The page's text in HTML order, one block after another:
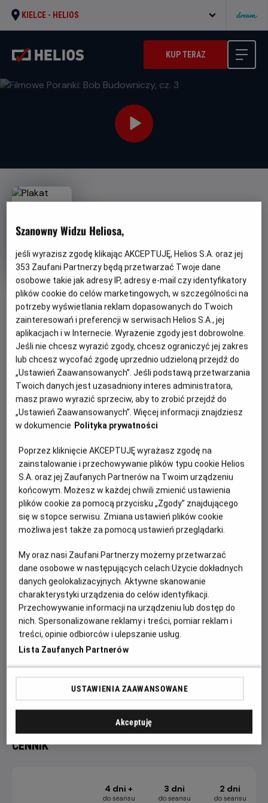
KIELCE - HELIOS
KUP TERAZ
OBSERWUJ
Filmowe Poranki: Bob
Budowniczy, cz. 3
Gatunek
Animowany
Czas
trwania
85 min
OPIS WYDARZENIA
Zapraszamy na kolejną porcję filmowych niespodzianek w
nowej odsłonie -Filmowe Poranki: Bob Budowniczy, cz.
, w niedzielę19 lipca o godzinie 10:30.
Zaprezentujemy zestaw bajek:
Ważne zadanie Filipa
Dom na kółkach
Niespodzianka dla Marty
Lodowate miasteczko
Superkoparka
Czas trwania pokazów: 55 minut
Bob Budowniczy to animowany serial dla dzieci. Jego akcja
toczy się na placu budowy. Główne postacie serialu to Bob
Budowniczy oraz jego przyjaciele: koparka, betoniarka,
buldożer, walec i dźwig. Bohaterowie: ludzie i maszyny –
darzą się wzajemnym szacunkiem udowadniając, że
współpraca i pozytywne podejście pozwalają rozwiązać
każdy problem.
Projekcję Filmowych Poranków poprzedzają konkursy
i zabawy na sali kinowej.
Więcej aktualności, konkursów i relacji fotograficznych
dostępnych jest na profilu FB Helios Dla Dzieci.
CENNIK
4 dni +
do seansu
3 dni
do seansu
2 dni
do seansu
Szanowny Widzu Heliosa,
jeśli wyrazisz zgodę klikając AKCEPTUJĘ, Helios S.A. oraz jej
353 Zaufani Partnerzy będą przetwarzać Twoje dane
osobowe takie jak adresy IP, adresy e-mail czy identyfikatory
plików cookie do celów marketingowych, w szczególności na
potrzeby wyświetlania reklam dopasowanych do Twoich
zainteresowań i preferencji w serwisach Helios S.A., jej
aplikacjach i w Internecie. Wyrażenie zgody jest dobrowolne.
Jeśli nie chcesz wyrazić zgody, chcesz ograniczyć jej zakres
lub chcesz wycofać zgodę uprzednio udzieloną przejdź do
„Ustawień Zaawansowanych”. Jeśli podstawą przetwarzania
Twoich danych jest uzasadniony interes administratora,
masz prawo wyrazić sprzeciw, aby to zrobić przejdź do
„Ustawień Zaawansowanych”. Więcej informacji znajdziesz
w dokumencie Polityka prywatności
Poprzez kliknięcie AKCEPTUJĘ wyrażasz zgodę na
zainstalowanie i przechowywanie plików typu cookie Helios
S.A. oraz jej Zaufanych Partnerów na Twoim urządzeniu
końcowym. Możesz w każdej chwili zmienić ustawienia
plików cookie za pomocą przycisku „Zgody” znajdującego
się w stopce serwisu. Zmiana ustawień plików cookie
możliwa jest także za pomocą ustawień przeglądarki.
My oraz nasi Zaufani Partnerzy możemy przetwarzać
dane osobowe w następujących celach:Użycie dokładnych
danych geolokalizacyjnych. Aktywne skanowanie
charakterystyki urządzenia do celów identyfikacji.
Przechowywanie informacji na urządzeniu lub dostęp do
nich. Spersonalizowane reklamy i treści, pomiar reklam i
treści, opinie odbiorców i ulepszanie usług.
Lista Zaufanych Partnerów
USTAWIENIA ZAAWANSOWANE
Akceptuję